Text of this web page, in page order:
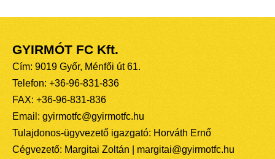
GYIRMÓT FC Kft.
Cím: 9019 Győr, Ménfői út 61.
Telefon: +36-96-831-836
FAX: +36-96-831-836
Email: gyirmotfc@gyirmotfc.hu
Tulajdonos-ügyvezető igazgató: Horváth Ernő
Cégvezető: Margitai Zoltán | margitai@gyirmotfc.hu